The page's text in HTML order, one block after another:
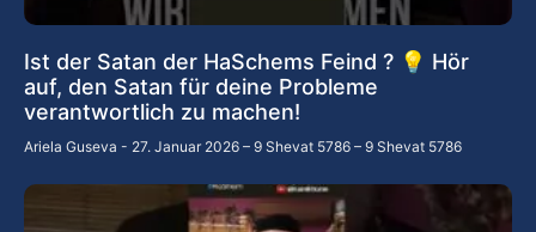
Ist der Satan der HaSchems Feind ? 💡 Hör
auf, den Satan für deine Probleme
verantwortlich zu machen!
Ariela Guseva 27. Januar 2026 – 9 Shevat 5786 – 9 Shevat 5786